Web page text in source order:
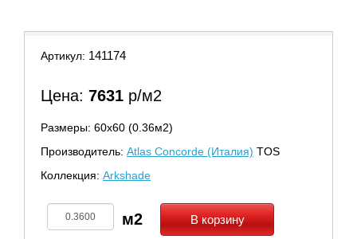
Артикул: 141174
Цена: 7631 р/м2
Размеры: 60х60 (0.36м2)
Производитель: Atlas Concorde (Италия) TOS
Коллекция: Arkshade
В корзину